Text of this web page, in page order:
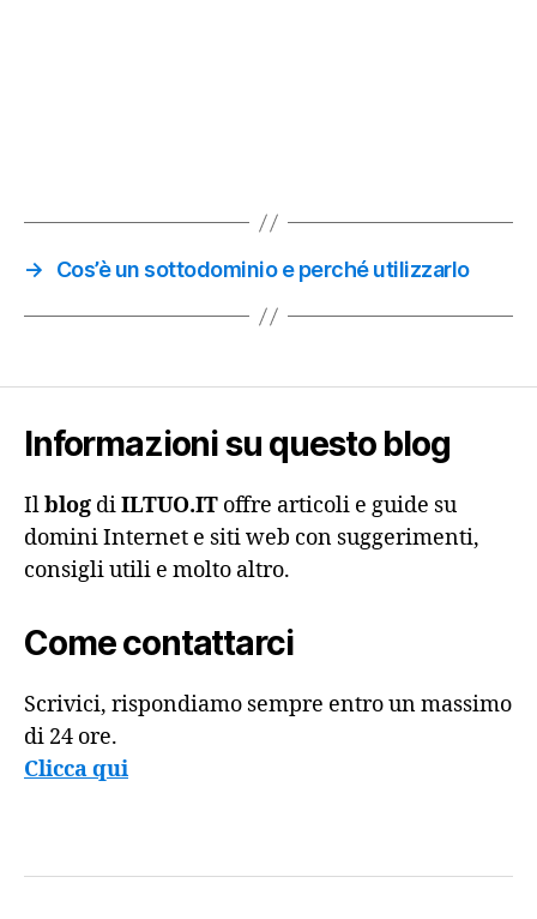
→ Cos’è un sottodominio e perché utilizzarlo
Informazioni su questo blog
Ilblog diILTUO.IT offre articoli e guide su
domini Internet e siti web con suggerimenti,
consigli utili e molto altro.
Come contattarci
Scrivici, rispondiamo sempre entro un massimo
di 24 ore.
Clicca qui